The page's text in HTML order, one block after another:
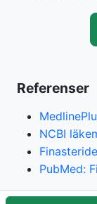
Referenser
NCBI
PubMed: